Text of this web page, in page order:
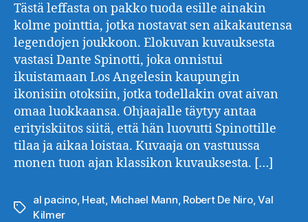
Tästä leffasta on pakko tuoda esille ainakin
kolme pointtia, jotka nostavat sen aikakautensa
legendojen joukkoon. Elokuvan kuvauksesta
vastasi Dante Spinotti, joka onnistui
ikuistamaan Los Angelesin kaupungin
ikonisiin otoksiin, jotka todellakin ovat aivan
omaa luokkaansa. Ohjaajalle täytyy antaa
erityiskiitos siitä, että hän luovutti Spinottille
tilaa ja aikaa loistaa. Kuvaaja on vastuussa
monen tuon ajan klassikon kuvauksesta. […]
Avainsanat
al pacino, Heat, Michael Mann, Robert De Niro,Val
Kilmer